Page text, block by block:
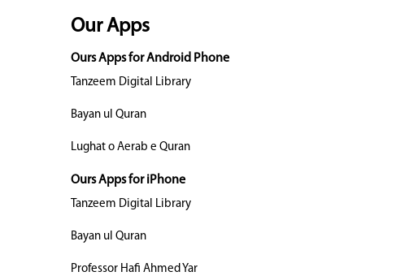
Our Apps
Ours Apps for Android Phone
Tanzeem Digital Library
Bayan ul Quran
Lughat o Aerab e Quran
Ours Apps for iPhone
Tanzeem Digital Library
Bayan ul Quran
Professor Hafi Ahmed Yar